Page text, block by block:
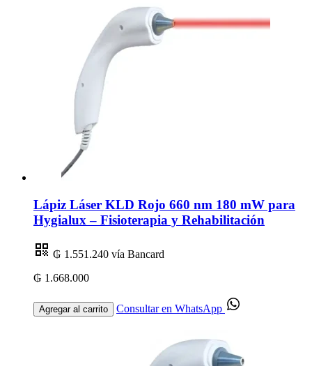
Lápiz Láser KLD Rojo 660 nm 180 mW para
Hygialux – Fisioterapia y Rehabilitación
₲ 1.551.240 vía Bancard
₲ 1.668.000
Agregar al carrito Consultar en WhatsApp